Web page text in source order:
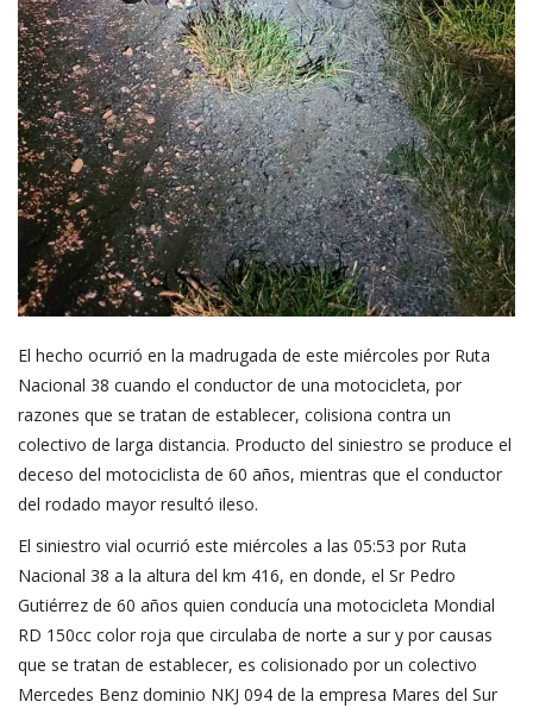
El hecho ocurrió en la madrugada de este miércoles por Ruta
Nacional 38 cuando el conductor de una motocicleta, por
razones que se tratan de establecer, colisiona contra un
colectivo de larga distancia. Producto del siniestro se produce el
deceso del motociclista de 60 años, mientras que el conductor
del rodado mayor resultó ileso.
El siniestro vial ocurrió este miércoles a las 05:53 por Ruta
Nacional 38 a la altura del km 416, en donde, el Sr Pedro
Gutiérrez de 60 años quien conducía una motocicleta Mondial
RD 150cc color roja que circulaba de norte a sur y por causas
que se tratan de establecer, es colisionado por un colectivo
Mercedes Benz dominio NKJ 094 de la empresa Mares del Sur